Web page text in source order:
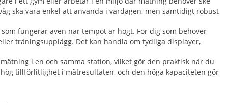
ska vara enkel att använda i vardagen, men samtidigt robust
fungerar även när tempot är högt. För dig som behöver
träningsupplägg. Det kan handla om tydliga displayer,
i en och samma station, vilket gör den praktisk när du
tillförlitlighet i mätresultaten, och den höga kapaciteten gör